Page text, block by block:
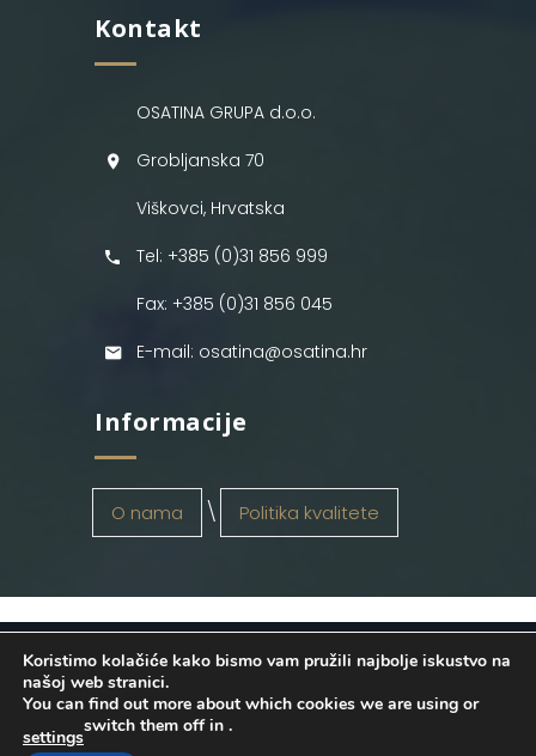
Kontakt
OSATINA GRUPA d.o.o.
Grobljanska 70
Viškovci, Hrvatska
Tel: +385 (0)31 856 999
Fax: +385 (0)31 856 045
E-mail: osatina@osatina.hr
Informacije
O nama Politika kvalitete
OSATINA GRUPA d.o.o. 2026
. Configured
byINFOS Osijek. Sva prava pridržana.
Koristimo kolačiće kako bismo vam pružili najbolje iskustvo na
našoj web stranici.
You can find out more about which cookies we are using or
switch them off in
settings
.